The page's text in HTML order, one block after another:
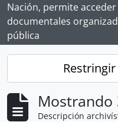
Nación, permite
documentales
pública
Mostrando
Descripción